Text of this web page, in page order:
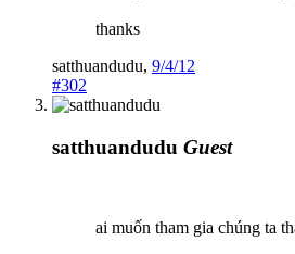
thanks
satthuandudu, 9/4/12
#302
satthuandudu Guest
ai muốn tham gia chúng ta